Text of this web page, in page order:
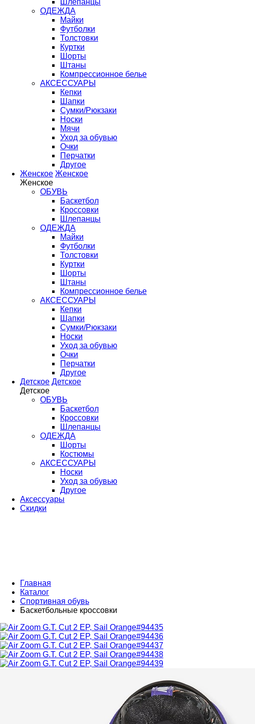
Шлепанцы
ОДЕЖДА
Майки
Футболки
Толстовки
Куртки
Шорты
Штаны
Компрессионное белье
АКСЕССУАРЫ
Кепки
Шапки
Сумки/Рюкзаки
Носки
Мячи
Уход за обувью
Очки
Перчатки
Другое
Женское Женское
Женское
ОБУВЬ
Баскетбол
Кроссовки
Шлепанцы
ОДЕЖДА
Майки
Футболки
Толстовки
Куртки
Шорты
Штаны
Компрессионное белье
АКСЕССУАРЫ
Кепки
Шапки
Сумки/Рюкзаки
Носки
Уход за обувью
Очки
Перчатки
Другое
Детское Детское
Детское
ОБУВЬ
Баскетбол
Кроссовки
Шлепанцы
ОДЕЖДА
Шорты
Костюмы
АКСЕССУАРЫ
Носки
Уход за обувью
Другое
Аксессуары
Скидки
Главная
Каталог
Спортивная обувь
Баскетбольные кроссовки